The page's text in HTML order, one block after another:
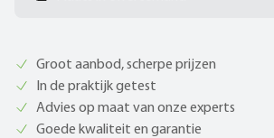
Groot aanbod, scherpe prijzen
In de praktijk getest
Advies op maat van onze experts
Goede kwaliteit en garantie